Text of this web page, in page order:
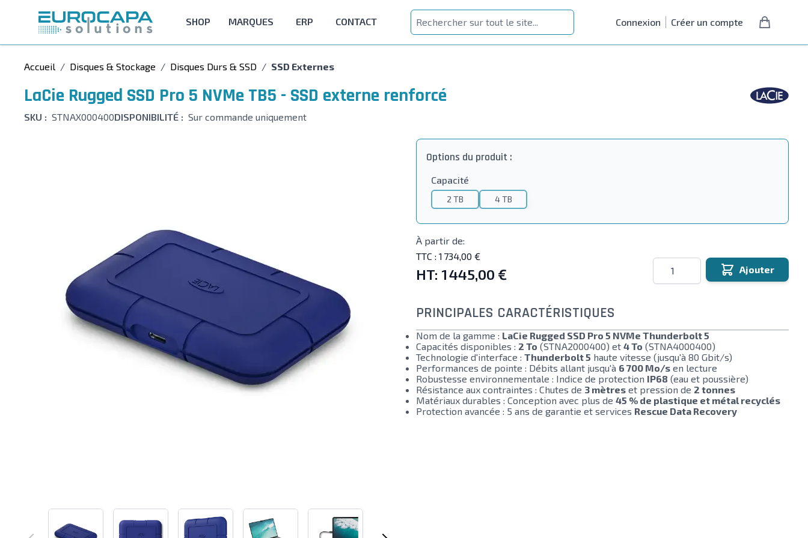
SHOP
MARQUES ERP CONTACT Connexion Créer un compte
Accueil / Disques & Stockage / Disques Durs & SSD / SSD Externes
LaCie Rugged SSD Pro 5 NVMe TB5 - SSD externe renforcé
SKU : STNAX000400DISPONIBILITÉ : Sur commande uniquement
Options du produit :
Capacité
2 TB 4 TB
À partir de:
TTC : 1 734,00 €
HT: 1 445,00 €
Quantité Ajouter
PRINCIPALES CARACTÉRISTIQUES
Nom de la gamme : LaCie Rugged SSD Pro 5 NVMe Thunderbolt 5
Capacités disponibles : 2 To (STNA2000400) et 4 To (STNA4000400)
Technologie d'interface : Thunderbolt 5 haute vitesse (jusqu'à 80 Gbit/s)
Performances de pointe : Débits allant jusqu'à 6 700 Mo/s en lecture
Robustesse environnementale : Indice de protection IP68 (eau et poussière)
Résistance aux contraintes : Chutes de 3 mètres et pression de 2 tonnes
Matériaux durables : Conception avec plus de 45 % de plastique et métal recyclés
Protection avancée : 5 ans de garantie et services Rescue Data Recovery